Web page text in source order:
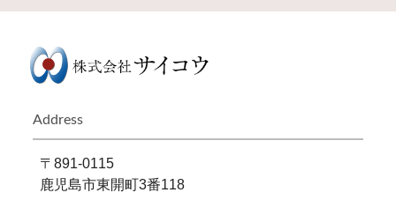
Address
〒891-0115
鹿児島市東開町3番118